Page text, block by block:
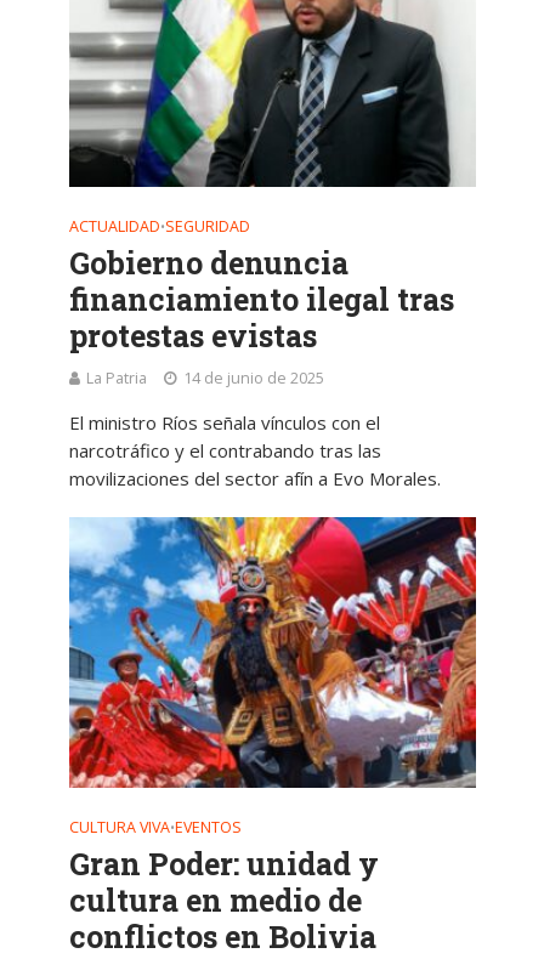
ACTUALIDAD•SEGURIDAD
Gobierno denuncia
financiamiento ilegal tras
protestas evistas
La Patria 14 de junio de 2025
El ministro Ríos señala vínculos con el
narcotráfico y el contrabando tras las
movilizaciones del sector afín a Evo Morales.
CULTURA VIVA•EVENTOS
Gran Poder: unidad y
cultura en medio de
conflictos en Bolivia